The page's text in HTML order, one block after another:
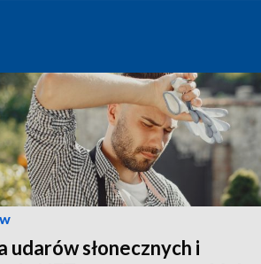
udarów słonecznych i